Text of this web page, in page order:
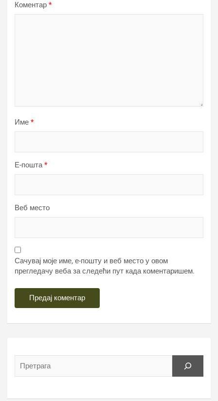
Коментар *
Име *
Е-пошта*
Веб место
Сачувај моје име, е-пошту и веб место у овом
прегледачу веба за следећи пут када коментаришем.